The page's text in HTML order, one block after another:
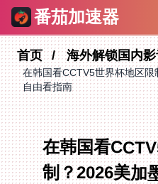
番茄加速器
首页 海外解锁国内
在韩国看CCTV5世界杯地区
自由看指南
在韩国看
制？2026美加